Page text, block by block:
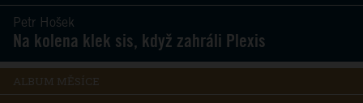
Petr Hošek
Na kolena klek sis, když zahráli Plexis
ALBUM MĚSÍCE